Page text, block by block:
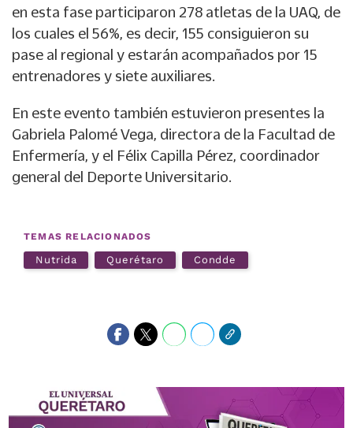
en esta fase participaron 278 atletas de la UAQ, de
los cuales el 56%, es decir, 155 consiguieron su
pase al regional y estarán acompañados por 15
entrenadores y siete auxiliares.
En este evento también estuvieron presentes la
Gabriela Palomé Vega, directora de la Facultad de
Enfermería, y el Félix Capilla Pérez, coordinador
general del Deporte Universitario.
TEMAS RELACIONADOS
Nutrida Querétaro Condde